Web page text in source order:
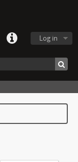
Log in